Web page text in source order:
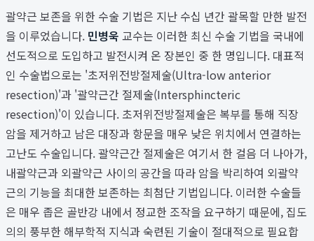
괄약근 보존을 위한 수술 기법은 지난 수십 년간 괄목할 만한 발전
을 이루었습니다. 민병욱 교수는 이러한 최신 수술 기법을 국내에
선도적으로 도입하고 발전시켜 온 장본인 중 한 명입니다. 대표적
인 수술법으로는 '초저위전방절제술(Ultra-low anterior
resection)'과 '괄약근간 절제술(Intersphincteric
resection)'이 있습니다. 초저위전방절제술은 복부를 통해 직장
암을 제거하고 남은 대장과 항문을 매우 낮은 위치에서 연결하는
고난도 수술입니다. 괄약근간 절제술은 여기서 한 걸음 더 나아가,
내괄약근과 외괄약근 사이의 공간을 따라 암을 박리하여 외괄약
근의 기능을 최대한 보존하는 최첨단 기법입니다. 이러한 수술들
은 매우 좁은 골반강 내에서 정교한 조작을 요구하기 때문에, 집도
의의 풍부한 해부학적 지식과 숙련된 기술이 절대적으로 필요합